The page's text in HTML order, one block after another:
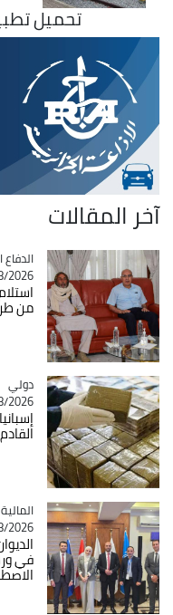
تحميل تطبيق
آخر المقالات
Catégorie
الدفاع
- 17:49
من
Catégorie
دولي
- 17:26
القادم
Catégorie
المالية
- 17:08
في